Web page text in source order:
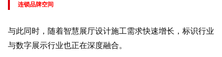
连锁品牌空间
与此同时，随着智慧展厅设计施工需求快速增长，标识行业
与数字展示行业也正在深度融合。